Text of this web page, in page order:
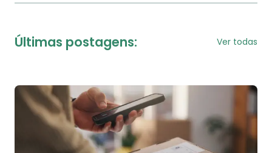
Últimas postagens: Ver todas